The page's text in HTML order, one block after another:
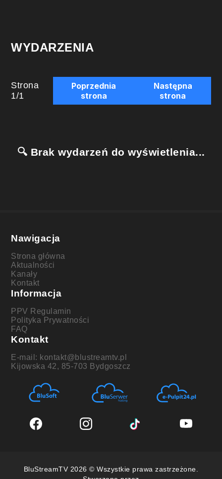
WYDARZENIA
Strona
1/1
Poprzednia
strona
Następna
strona
🔍 Brak wydarzeń do wyświetlenia...
Nawigacja
Strona główna
Aktualności
Kanały
Kontakt
Informacja
PPV Regulamin
Polityka Prywatności
FAQ
Kontakt
E-mail: kontakt@blustreamtv.pl
Kijowska 42, 85-703 Bydgoszcz
BluStreamTV 2026 © Wszystkie prawa zastrzeżone.